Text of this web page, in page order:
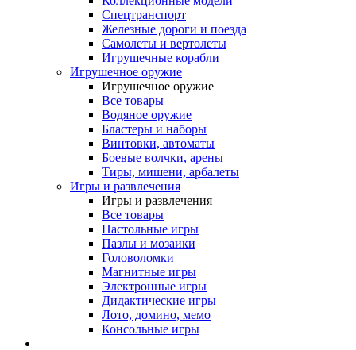
Спецтранспорт
Железные дороги и поезда
Самолеты и вертолеты
Игрушечные корабли
Игрушечное оружие
Игрушечное оружие
Все товары
Водяное оружие
Бластеры и наборы
Винтовки, автоматы
Боевые волчки, арены
Тиры, мишени, арбалеты
Игры и развлечения
Игры и развлечения
Все товары
Настольные игры
Пазлы и мозаики
Головоломки
Магнитные игры
Электронные игры
Дидактические игры
Лото, домино, мемо
Консольные игры